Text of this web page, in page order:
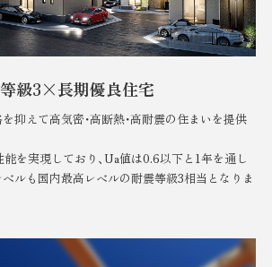
級3×長期優良住宅
抑えて高気密・高断熱・高耐震の住まいを提供
を実現しており、Ua値は0.6以下と1年を通し
ルも国内最高レベルの耐震等級3相当となりま